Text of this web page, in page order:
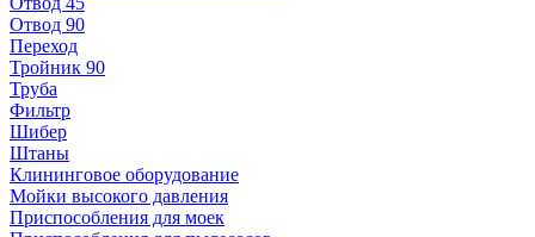
Отвод 90
Переход
Тройник 90
Труба
Фильтр
Шибер
Штаны
Клининговое оборудование
Мойки высокого давления
Приспособления для моек